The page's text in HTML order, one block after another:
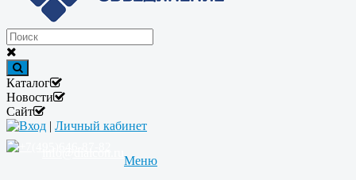
Каталог
Новости
Сайт
Вход | Личный кабинет
Меню